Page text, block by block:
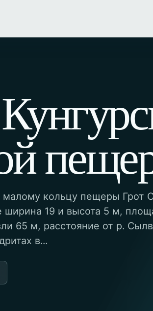
кольцу пещеры Грот
ширина 19 и высота 5 м,
65 м, расстояние от р.
в...